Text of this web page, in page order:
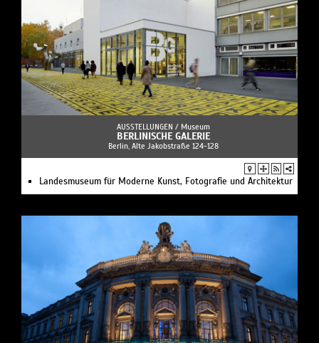
AUSSTELLUNGEN / Museum
BERLINISCHE GALERIE
Berlin, Alte Jakobstraße 124-128
Landesmuseum für Moderne Kunst, Fotografie und Architektur